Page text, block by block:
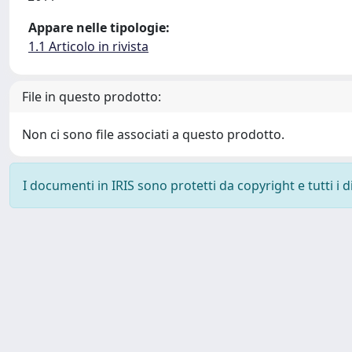
Appare nelle tipologie:
1.1 Articolo in rivista
File in questo prodotto:
Non ci sono file associati a questo prodotto.
I documenti in IRIS sono protetti da copyright e tutti i